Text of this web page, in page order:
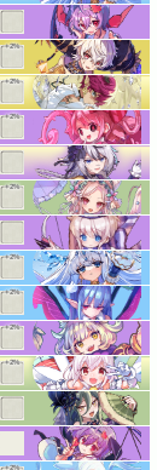
(c)HappyElements
(c)HappyElements
(c)HappyElements
+2%
(c)HappyElements
+2%
(c)HappyElements
+2%
(c)HappyElements
(c)HappyElements
+2%
(c)HappyElements
(c)HappyElements
+2%
(c)HappyElements
+2%
(c)HappyElements
+2%
(c)HappyElements
+2%
(c)HappyElements
+2%